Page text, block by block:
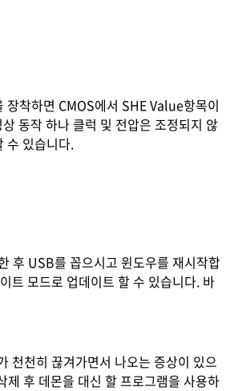
착하면 CMOS에서 SHE Value항목이
동작 하나 클럭 및 전압은 조정되지 않
수 있습니다.
후 USB를 꼽으시고 윈도우를 재시작합
트 모드로 업데이트 할 수 있습니다. 바
천천히 끊겨가면서 나오는 증상이 있으
후 데몬을 대신 할 프로그램을 사용하